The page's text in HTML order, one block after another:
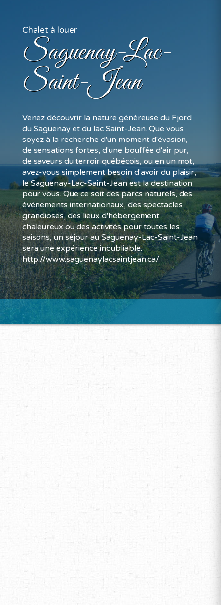
Chalet à louer
Saguenay-Lac-
Saint-Jean
Venez découvrir la nature généreuse du Fjord
du Saguenay et du lac Saint-Jean. Que vous
soyez à la recherche d'un moment d'évasion,
de sensations fortes, d'une bouffée d'air pur,
de saveurs du terroir québécois, ou en un mot,
avez-vous simplement besoin d'avoir du plaisir,
le Saguenay-Lac-Saint-Jean est la destination
pour vous. Que ce soit des parcs naturels, des
événements internationaux, des spectacles
grandioses, des lieux d'hébergement
chaleureux ou des activités pour toutes les
saisons, un séjour au Saguenay-Lac-Saint-Jean
sera une expérience inoubliable.
http://www.saguenaylacsaintjean.ca/